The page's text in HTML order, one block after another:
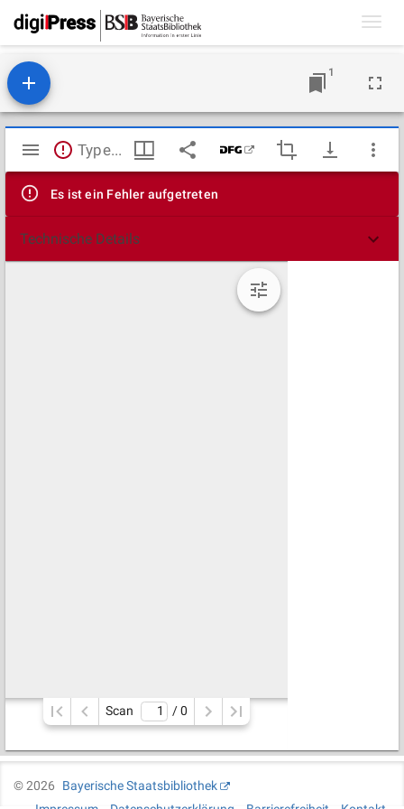
1
Mirador
Viewer
TypeError: Failed to fetch
Es ist ein Fehler aufgetreten
Technische Details
Scan / 0
©2026
Bayerische Staatsbibliothek